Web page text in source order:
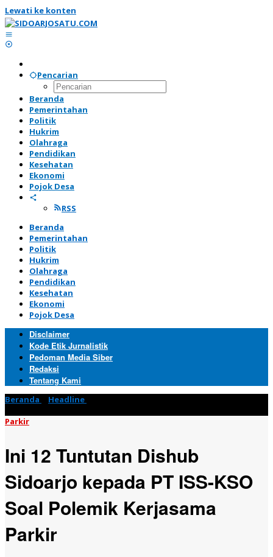
Lewati ke konten
Pencarian
Beranda
Pemerintahan
Politik
Hukrim
Olahraga
Pendidikan
Kesehatan
Ekonomi
Pojok Desa
RSS
Beranda
Pemerintahan
Politik
Hukrim
Olahraga
Pendidikan
Kesehatan
Ekonomi
Pojok Desa
Disclaimer
Kode Etik Jurnalistik
Pedoman Media Siber
Redaksi
Tentang Kami
Beranda Headline
Parkir
Ini 12 Tuntutan Dishub
Sidoarjo kepada PT ISS-KSO
Soal Polemik Kerjasama
Parkir